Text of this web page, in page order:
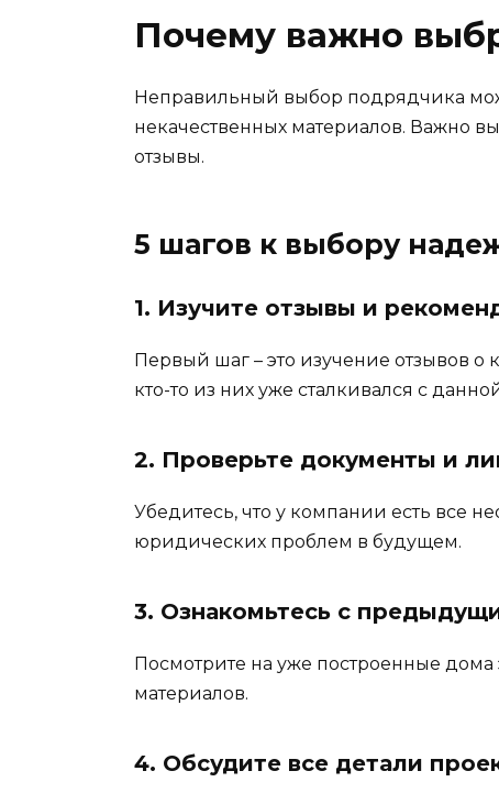
Почему важно
Неправильный выбор подрядчика
некачественных материалов. Важно
отзывы.
5 шагов к выбору
1. Изучите отзывы и
Первый шаг – это изучение отзывов о
кто-то из них уже сталкивался с
2. Проверьте документы и
Убедитесь, что у компании есть все
юридических проблем в будущем.
3. Ознакомьтесь с
Посмотрите на уже построенные дома
материалов.
4. Обсудите все детали